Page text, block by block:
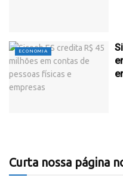
ECONOMIA
Curta nossa página